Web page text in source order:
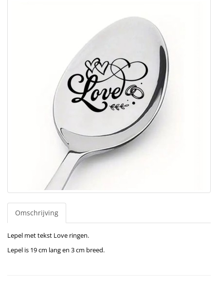
Omschrijving
Lepel met tekst Love ringen.
Lepel is 19 cm lang en 3 cm breed.